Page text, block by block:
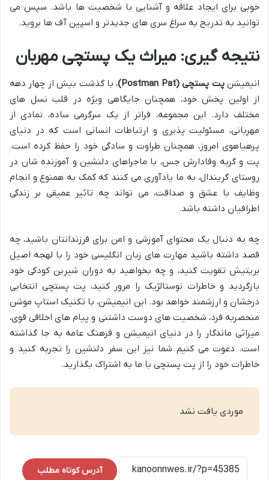
خوبی برای ایجاد علاقه و آشنایی با شخصیت ها باشد. سپس می
توانید به تدریج به سراغ سری های جدیدتر و اسپین آف ها بروید.
نتیجه گیری: میراث یک پستچی مهربان
انیمیشنپت پستچی (Postman Pat)
، با گذشت بیش از چهار دهه
از اولین پخش خود، همچنان جایگاهی ویژه در قلب نسل های
مختلف دارد. این مجموعه، فراتر از یک سرگرمی ساده، نمادی از
مهربانی، مسئولیت پذیری و ارتباطات انسانی است که در دنیای
پرهیاهوی امروز، همچنان طراوت و سادگی خود را حفظ کرده است.
پت و گربه وفادارش جس، با ماجراهای دلنشین و آموزنده شان در
روستای گریندال، به ما یادآوری می کنند که کمک به همنوع و انجام
وظایف با عشق و صداقت، می تواند چه تاثیر عمیقی بر زندگی
اطرافیان داشته باشد.
چه به دنبال یک محتوای آموزشی و امن برای فرزندانتان باشید، چه
قصد داشته باشید مهارت های زبان انگلیسی خود را با لهجه اصیل
بریتیش تقویت کنید، و چه بخواهید به دوران شیرین کودکی خود
بازگردید و خاطرات نوستالژیک را مرور کنید، پت پستچی انتخابی
درخشان و ارزشمند خواهد بود. این انیمیشن، با تکنیک استاپ موشن
منحصربه فرد، شخصیت های دوست داشتنی و پیام های اخلاقی قوی،
میراثی ماندگار را در دنیای انیمیشن و فرهنگ عامه به جا گذاشته
است. دعوت می کنیم شما نیز این سفر دلنشین را تجربه کنید و
خاطرات خود را از پت پستچی با ما به اشتراک بگذارید.
موردی یافت نشد
آدرس کوتاه مطلب